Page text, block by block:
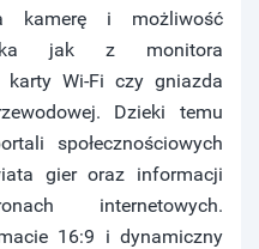
kamerę i możliwość
jak z monitora
karty Wi-Fi czy gniazda
Dzieki temu
społecznościowych
gier oraz informacji
internetowych.
16:9 i dynamiczny